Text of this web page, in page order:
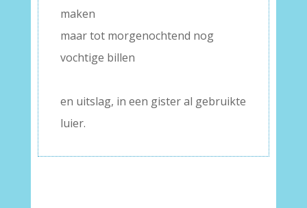
maken
maar tot morgenochtend nog
vochtige billen
en uitslag, in een gister al gebruikte
luier.